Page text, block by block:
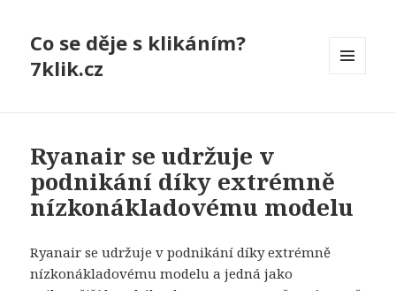
Co se děje s klikáním?
7klik.cz
Ryanair se udržuje v
podnikání díky extrémně
nízkonákladovému modelu
Ryanair se udržuje v podnikání díky extrémně
nízkonákladovému modelu a jedná jako